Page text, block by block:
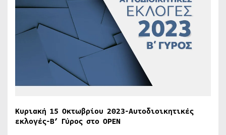
Κυριακή 15 Οκτωβρίου 2023-Αυτοδιοικητικές
εκλογές-Β’ Γύρος στο ΟΡΕΝ